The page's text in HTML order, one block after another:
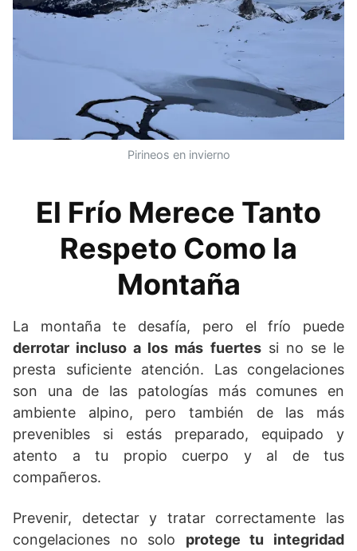
Pirineos en invierno
El Frío Merece Tanto
Respeto Como la
Montaña
La montaña te desafía, pero el frío puede
derrotar incluso a los más fuertessi no se le
presta suficiente atención. Las congelaciones
son una de las patologías más comunes en
ambiente alpino, pero también de las más
prevenibles si estás preparado, equipado y
atento a tu propio cuerpo y al de tus
compañeros.
Prevenir, detectar y tratar correctamente las
congelaciones no solo protege tu integridad